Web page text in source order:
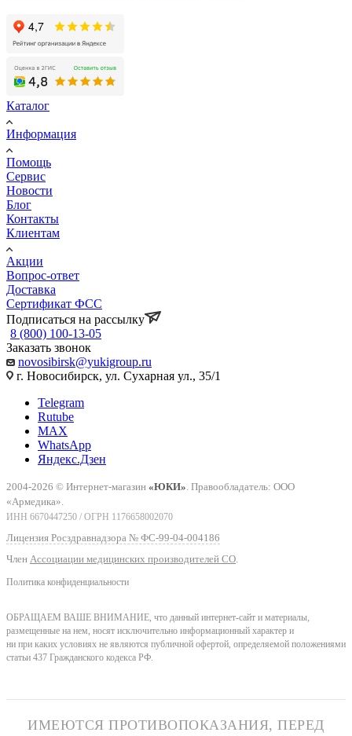
Каталог
Информация
Помощь
Сервис
Новости
Блог
Контакты
Клиентам
Акции
Вопрос-ответ
Доставка
Сертификат ФСС
Подписаться на рассылку
8 (800) 100-13-05
Заказать звонок
novosibirsk@yukigroup.ru
г. Новосибирск, ул. Сухарная ул., 35/1
Telegram
Rutube
MAX
WhatsApp
Яндекс.Дзен
2004-2026 © Интернет-магазин «ЮКИ» . Правообладатель: ООО
«Армедика».
ИНН 6670447250 / ОГРН 1176658002070
Лицензия Росздравнадзора № ФС-99-04-004186
Член Ассоциации медицинских производителей СО
Политика конфиденциальности
ОБРАЩАЕМ ВАШЕ ВНИМАНИЕ, что данный интернет-сайт и материалы,
размещенные на нем, носят исключительно информационный характер и
ни при каких условиях не являются публичной офертой, определяемой положениями
статьи 437 Гражданского кодекса РФ.
ИМЕЮТСЯ ПРОТИВОПОКАЗАНИЯ, ПЕРЕД